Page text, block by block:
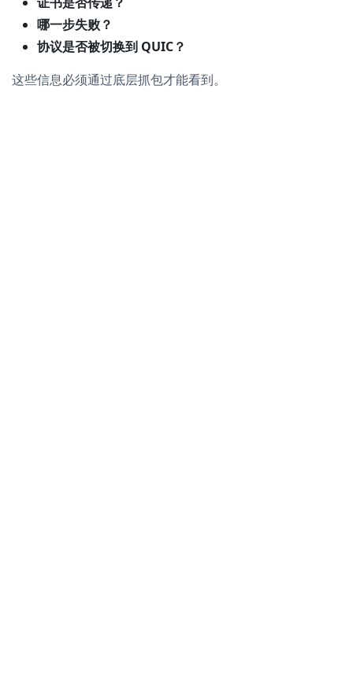
哪一步失败？
协议是否被切换到 QUIC？
这些信息必须通过底层抓包才能看到。